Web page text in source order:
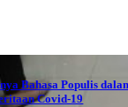
Bahasa Populis
Covid-19